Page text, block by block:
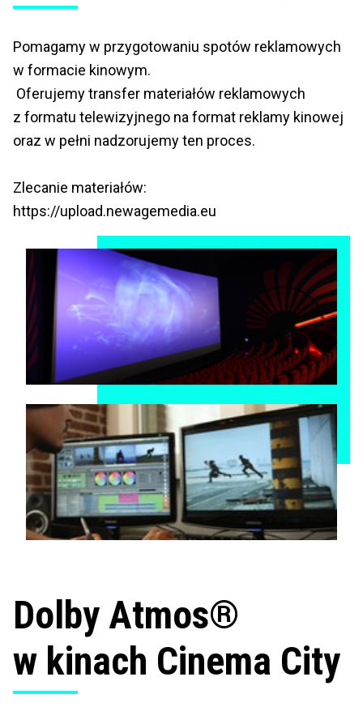
Pomagamy w przygotowaniu spotów reklamowych
w formacie kinowym.
Oferujemy transfer materiałów reklamowych
z formatu telewizyjnego na format reklamy kinowej
oraz w pełni nadzorujemy ten proces.
Zlecanie materiałów:
https://upload.newagemedia.eu
Dolby Atmos®
w kinach Cinema City